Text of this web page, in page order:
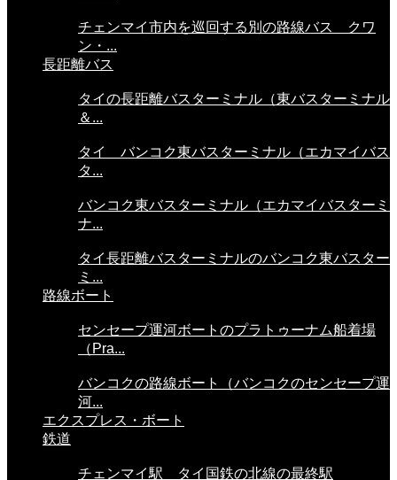
チェンマイ市内を巡回する別の路線バス クワ
ン・...
長距離バス
タイの長距離バスターミナル（東バスターミナル
＆...
タイ バンコク東バスターミナル（エカマイバス
タ...
バンコク東バスターミナル（エカマイバスターミ
ナ...
タイ長距離バスターミナルのバンコク東バスター
ミ...
路線ボート
センセープ運河ボートのプラトゥーナム船着場
（Pra...
バンコクの路線ボート（バンコクのセンセープ運
河...
エクスプレス・ボート
鉄道
チェンマイ駅 タイ国鉄の北線の最終駅